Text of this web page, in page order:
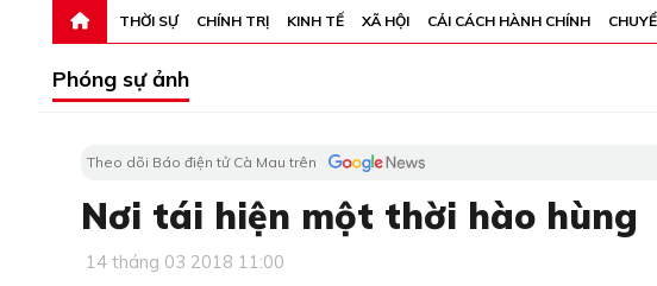
THỜI SỰ CHÍNH TRỊ KINH TẾ XÃ HỘI CẢI CÁCH HÀNH CHÍNH
Phóng sự ảnh
Theo dõi Báo điện tử Cà Mau trên
Nơi tái hiện một thời hào hùng
14 tháng 03 2018 11:00